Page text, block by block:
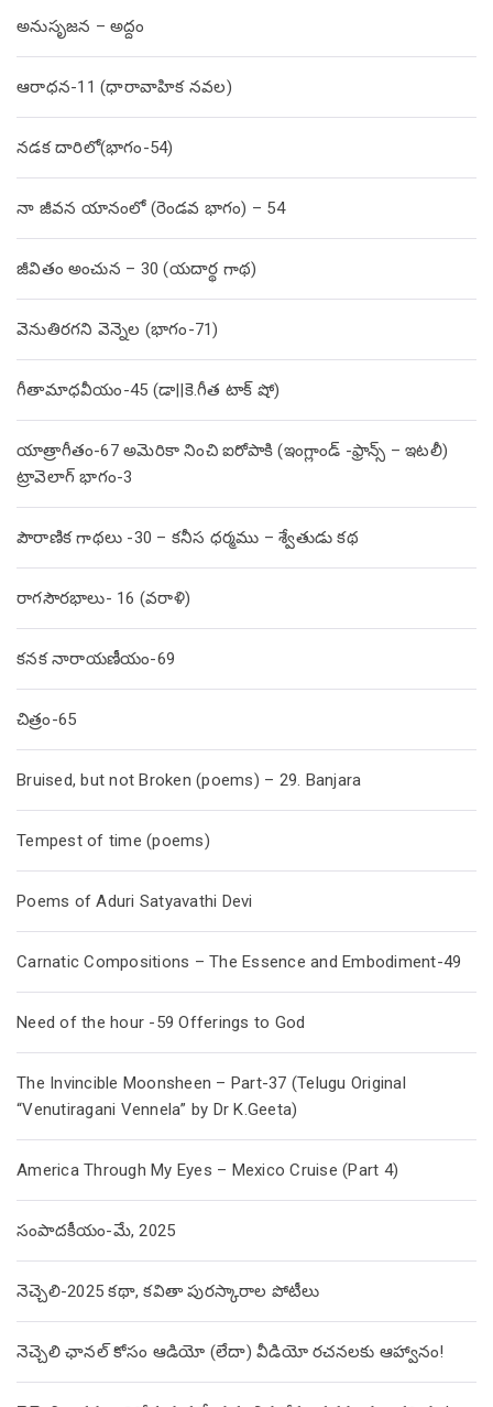
అనుసృజన – అద్దం
ఆరాధన-11 (ధారావాహిక నవల)
నడక దారిలో(భాగం-54)
నా జీవన యానంలో (రెండవ భాగం) – 54
జీవితం అంచున – 30 (యదార్థ గాథ)
వెనుతిరగని వెన్నెల (భాగం-71)
గీతామాధవీయం-45 (డా||కె.గీత టాక్ షో)
యాత్రాగీతం-67 అమెరికా నించి ఐరోపాకి (ఇంగ్లాండ్ -ఫ్రాన్స్ – ఇటలీ)
ట్రావెలాగ్ భాగం-3
పౌరాణిక గాథలు -30 – కనీస ధర్మము – శ్వేతుడు కథ
రాగసౌరభాలు- 16 (వరాళి)
కనక నారాయణీయం-69
చిత్రం-65
Bruised, but not Broken (poems) – 29. Banjara
Tempest of time (poems)
Poems of Aduri Satyavathi Devi
Carnatic Compositions – The Essence and Embodiment-49
Need of the hour -59 Offerings to God
The Invincible Moonsheen – Part-37 (Telugu Original
“Venutiragani Vennela” by Dr K.Geeta)
America Through My Eyes – Mexico Cruise (Part 4)
సంపాదకీయం-మే, 2025
నెచ్చెలి-2025 కథా, కవితా పురస్కారాల పోటీలు
నెచ్చెలి ఛానల్ కోసం ఆడియో (లేదా) వీడియో రచనలకు ఆహ్వానం!